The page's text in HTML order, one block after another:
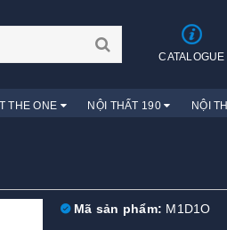
CATALOGUE
THE ONE NỘI THẤT 190 NỘI
Mã sản phẩm: M1D1O